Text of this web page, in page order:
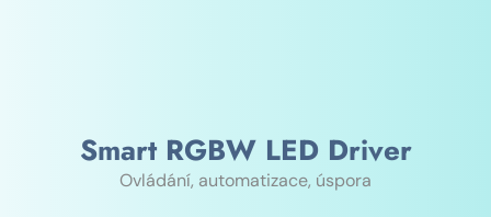
Smart RGBW LED Driver
Ovládání, automatizace, úspora